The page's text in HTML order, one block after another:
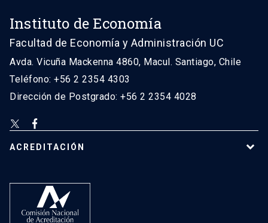
Instituto de Economía
Facultad de Economía y Administración UC
Avda. Vicuña Mackenna 4860, Macul. Santiago, Chile
Teléfono: +56 2 2354 4303
Dirección de Postgrado: +56 2 2354 4028
ACREDITACIÓN